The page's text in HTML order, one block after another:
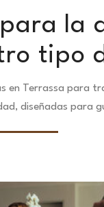
la
tipo
en Terrassa para
diseñadas para